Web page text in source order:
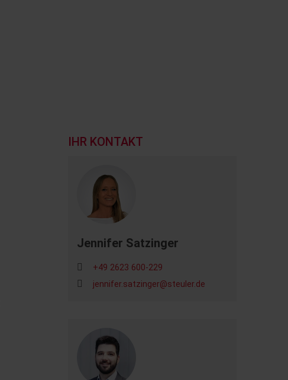
IHR KONTAKT
Jennifer Satzinger
+49 2623 600-229
jennifer.satzinger@steuler.de